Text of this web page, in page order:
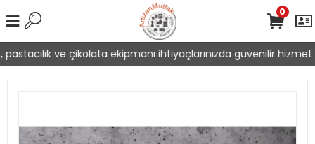
ve çikolata ekipmanı ihtiyaçlarınızda güvenilir hizmet
0